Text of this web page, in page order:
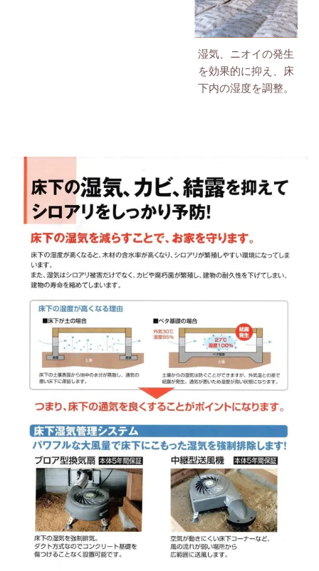
湿気、ニオイの発生
を効果的に抑え、床
下内の湿度を調整。